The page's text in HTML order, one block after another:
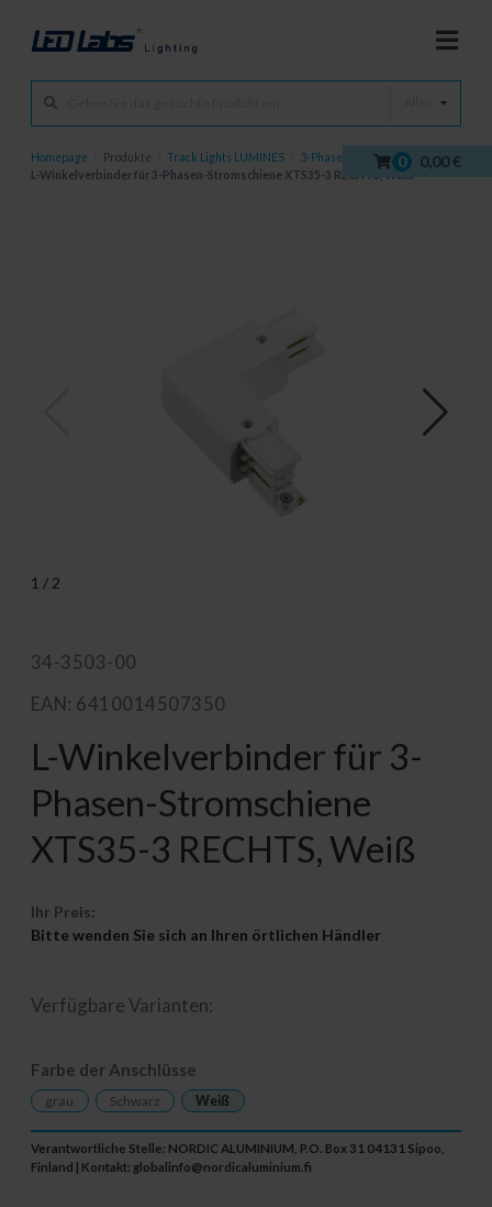
0 0,00 €
Homepage Produkte Track Lights LUMINES 3-Phasen-Schiene /
L-Winkelverbinder für 3-Phasen-Stromschiene XTS35-3 RECHTS, Weiß
1 / 2
34-3503-00
EAN: 6410014507350
L-Winkelverbinder für 3-
Phasen-Stromschiene
XTS35-3 RECHTS, Weiß
Ihr Preis:
Bitte wenden Sie sich an Ihren örtlichen Händler
Verfügbare Varianten:
Farbe der Anschlüsse
grau Schwarz Weiß
Verantwortliche Stelle: NORDIC ALUMINIUM, P.O. Box 31 04131 Sipoo,
Finland | Kontakt: globalinfo@nordicaluminium.fi